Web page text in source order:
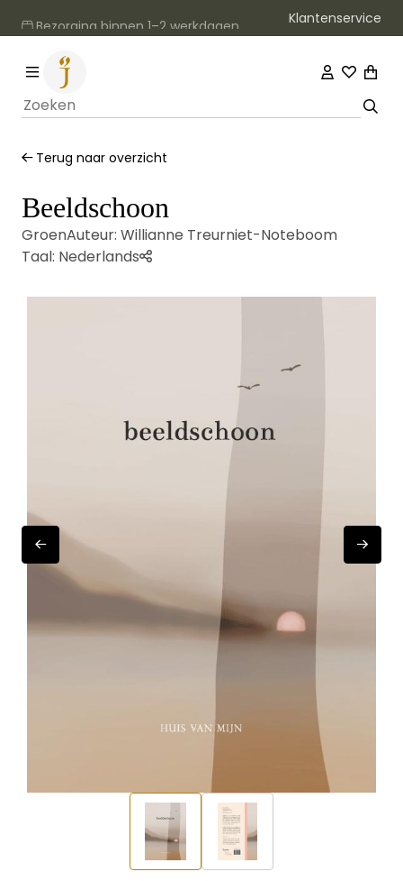
Bezorging binnen 1–2 werkdagen Klantenservice
Terug naar overzicht
Beeldschoon
GroenAuteur: Willianne Treurniet-Noteboom
Taal: Nederlands